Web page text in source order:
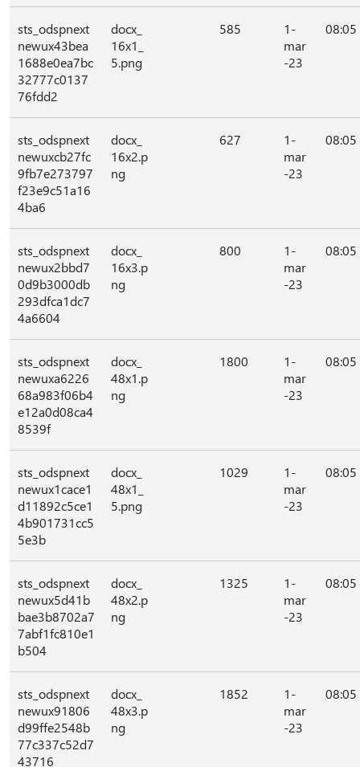
sts_odspnext
newux43bea
1688e0ea7bc
32777c0137
76fdd2
docx_
16x1_
5.png
585
1-
mar
-23
08:05
sts_odspnext
newuxcb27fc
9fb7e273797
f23e9c51a16
4ba6
docx_
16x2.p
ng
627
1-
mar
-23
08:05
sts_odspnext
newux2bbd7
0d9b3000db
293dfca1dc7
4a6604
docx_
16x3.p
ng
800
1-
mar
-23
08:05
sts_odspnext
newuxa6226
68a983f06b4
e12a0d08ca4
8539f
docx_
48x1.p
ng
1800
1-
mar
-23
08:05
sts_odspnext
newux1cace1
d11892c5ce1
4b901731cc5
5e3b
docx_
48x1_
5.png
1029
1-
mar
-23
08:05
sts_odspnext
newux5d41b
bae3b8702a7
7abf1fc810e1
b504
docx_
48x2.p
ng
1325
1-
mar
-23
08:05
sts_odspnext
newux91806
d99ffe2548b
77c337c52d7
43716
docx_
48x3.p
ng
1852
1-
mar
-23
08:05